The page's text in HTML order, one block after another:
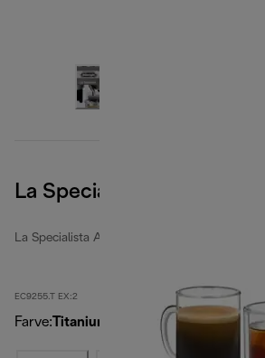
La Specialista Arte Evo,
La Specialista Arte
EC9255.T EX:2
Farve: Titanium